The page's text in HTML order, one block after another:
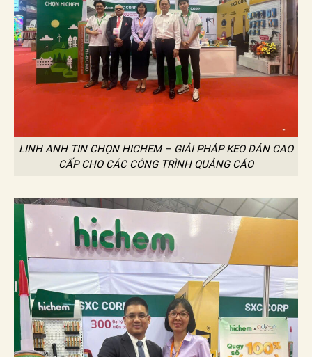
LINH ANH TIN CHỌN HICHEM – GIẢI PHÁP KEO DÁN CAO
CẤP CHO CÁC CÔNG TRÌNH QUẢNG CÁO